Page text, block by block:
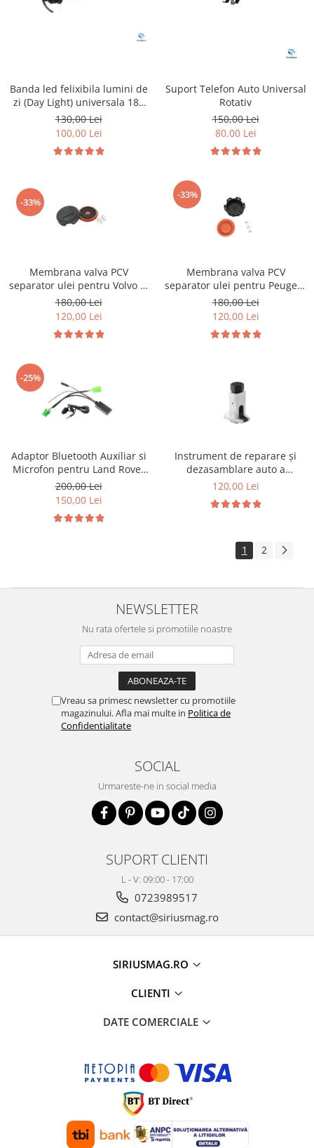
Banda led felixibila lumini de
zi (Day Light) universala 180
cm
130,00 Lei
100,00 Lei
Suport Telefon Auto Universal
Rotativ
150,00 Lei
80,00 Lei
-33%
Membrana valva PCV
separator ulei pentru Volvo si
Land Rover
180,00 Lei
120,00 Lei
-33%
Membrana valva PCV
separator ulei pentru Peugeot
1.6 HDI
180,00 Lei
120,00 Lei
-25%
Adaptor Bluetooth Auxiliar si
Microfon pentru Land Rover
Discovery Jaguar Volvo
200,00 Lei
150,00 Lei
Instrument de reparare și
dezasamblare auto a
distribuitorului de unghi de
120,00 Lei
1 2
NEWSLETTER
Nu rata ofertele si promotiile noastre
Vreau sa primesc newsletter cu promotiile
magazinului. Afla mai multe in Politica de
Confidentialitate
SOCIAL
Urmareste-ne in social media
SUPORT CLIENTI
L - V: 09:00 - 17:00
0723989517
contact@siriusmag.ro
SIRIUSMAG.RO
CLIENTI
DATE COMERCIALE